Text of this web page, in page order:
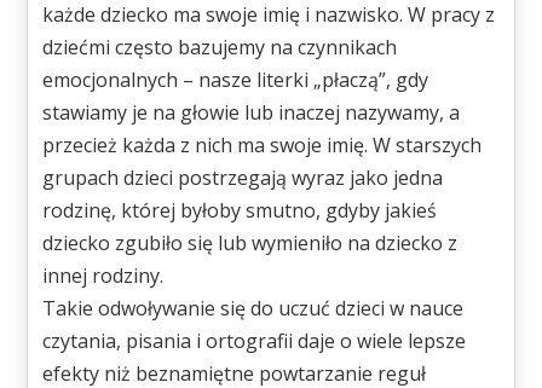
każde dziecko ma swoje imię i nazwisko. W pracy z
dziećmi często bazujemy na czynnikach
emocjonalnych – nasze literki „płaczą”, gdy
stawiamy je na głowie lub inaczej nazywamy, a
przecież każda z nich ma swoje imię. W starszych
grupach dzieci postrzegają wyraz jako jedna
rodzinę, której byłoby smutno, gdyby jakieś
dziecko zgubiło się lub wymieniło na dziecko z
innej rodziny.
Takie odwoływanie się do uczuć dzieci w nauce
czytania, pisania i ortografii daje o wiele lepsze
efekty niż beznamiętne powtarzanie reguł